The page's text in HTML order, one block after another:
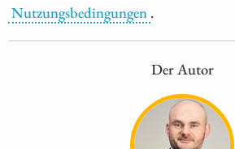
Nutzungsbedingungen .
Der Autor